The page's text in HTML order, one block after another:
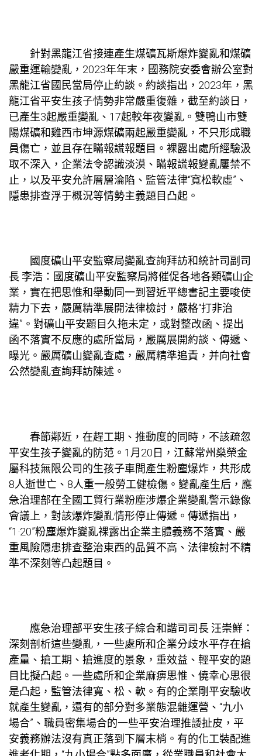
針對黑龍江省接連產生煤礦瓦斯爆炸變亂和煤礦
嚴重運輸變亂，2023年年末，國務院安委會辦公室對
黑龍江省國民當局停止約談。約談指出，2023年，黑
龍江省平安生孩子情勢非常嚴重復雜，截至約談日，
已產生3起嚴重變亂、17起較年夜變亂。雙鴨山市雙
陽煤礦和雞西市坤源煤礦兩起嚴重變亂，不只形成職
員傷亡，並且存在瞞報謊報題目。裸露出處所經驗汲
取不深入，企業法令認識淡漠、瞞報謊報變亂屢禁不
止，以及平安允許層層淪陷、監管法律“寬松軟虛”、
隱患排查浮于概況等情勢主義題目凸起。
國度礦山平安監察局變亂查詢拜訪和統計司副司
長 李浩：國度礦山平安監察局將催促各地各類礦山企
業，實在把思惟和舉動同一到習近平總書記主要唆使
精力下去，嚴厲精準展開法律檢討，嚴格“打非治
違”。對礦山平安題目久拖未定，或對整改函、提出
函不落實不反應的處所當局，嚴厲展開約談、傳遞、
曝光。嚴厲礦山變亂查處，嚴厲精準追責，并向社會
公然變亂查詢拜訪陳述。
春節鄰近，在趕工期、推動度的同時，不該疏忽
平安生孩子變亂的防范。1月20日，江蘇常州燊榮金
屬科技無限公司的生孩子車間產生粉塵爆炸，共形成
8人逝世亡、8人重一般勞工健檢傷。變亂產生后，應
急治理部在全國工貿行業粉塵涉爆企業變亂警示錄像
會議上，對該爆炸變亂情形停止傳遞。傳遞指出，
“1·20”粉塵爆炸變亂裸露出企業主體義務不落實、嚴
重風險隱患排查整治東西的品質不高、法律檢討不精
準不深刻等凸起題目。
應急治理部平安生孩子綜合和諧司司長 汪崇鮮：
深刻剖析這些變亂，一些處所和企業分歧水平存在搶
產量、搶工期、搶進度的景象，重效益、輕平安的題
目比擬凸起。一些處所和企業麻痹思惟、僥幸心思很
是凸起，監管法律寬、松、軟。有的企業剛平安驗收
就產生變亂，還有的部分對多業態混雜運營、“九小
場合”、職員密集場合的一些平安治理推諉扯皮，平
安義務辦法沒有真正落到下層末梢。有的化工裝配進